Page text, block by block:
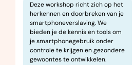
Deze workshop richt zich op het
herkennen en doorbreken van je
smartphoneverslaving. We
bieden je de kennis en tools om
je smartphonegebruik onder
controle te krijgen en gezondere
gewoontes te ontwikkelen.